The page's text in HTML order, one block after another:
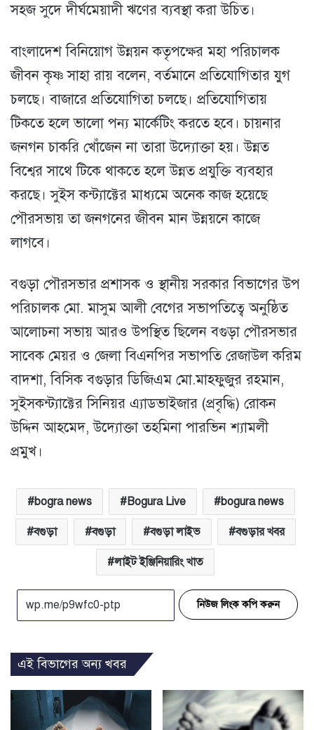
সহজ সুদে দীর্ঘমেয়াদী ঋণের ব্যবস্থা করা উচিত।
বাংলাদেশ বিনিয়োগ উন্নয়ন কতৃপক্ষের মহা পরিচালক
জীবন কৃষ্ণ সাহা রায় বলেন, বর্তমানে প্রতিযোগিতার যুগ
চলছে। বাজারে প্রতিযোগিতা চলছে। প্রতিযোগিতায়
টিকতে হলে ভালো পন্য মার্কেটিং করতে হবে। চায়নার
জনগন চাকরি খোঁজেন না তারা উদ্যোক্তা হয়। উন্নত
বিশ্বের সাথে টিকে থাকতে হলে উন্নত প্রযুক্তি ব্যবহার
করছে। সুইস কন্ট্যাক্টের মাধ্যমে অনেক কাজ হয়েছে
পৌরসভায় তা জনগনের জীবন মান উন্নয়নে কাজে
লাগবে।
বগুড়া পৌরসভার প্রশাসক ও স্থানীয় সরকার বিভাগের উপ
পরিচালক মো. মাসুম আলী বেগের সভাপতিত্বে অনুষ্ঠিত
আলোচনা সভায় আরও উপস্থিত ছিলেন বগুড়া পৌরসভার
সাবেক মেয়র ও জেলা বিএনপির সভাপতি রেজাউল করিম
বাদশা, বিসিক বগুড়ার ডিজিএম মো.মাহফুজুর রহমান,
সুইসকন্ট্যাক্টের সিনিয়র এ্যাডভাইজার (প্রবৃদ্ধি) রোকন
উদ্দিন আহমেদ, উদ্যোক্তা তহমিনা পারভিন শ্যামলী
প্রমুখ।
bogra news Bogura Live bogura news
বগুড়া বগুড়া বগুড়া লাইভ বগুড়ার খবর
লাইট ইঞ্জিনিয়ারিং খাত
নিউজ লিংক কপি করুন
এই বিভাগের অন্য খবর